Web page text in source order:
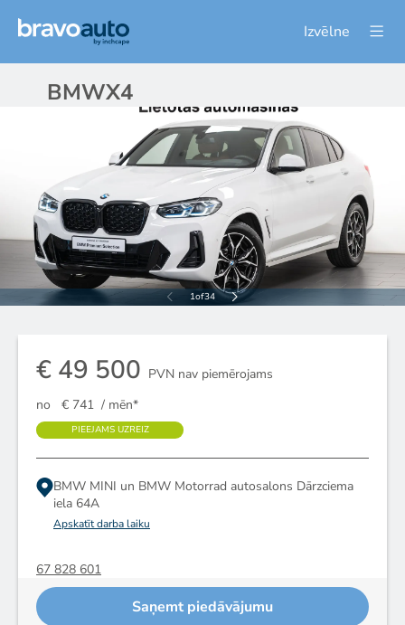
Izvēlne
BMWX4
1of34
€ 49 500 PVN nav piemērojams
no
€ 741 / mēn*
PIEEJAMS UZREIZ
BMW MINI un BMW Motorrad autosalons Dārzciema
iela 64A
Apskatīt darba laiku
67 828 601
Saņemt piedāvājumu